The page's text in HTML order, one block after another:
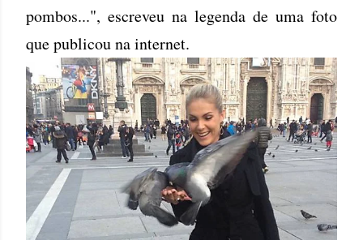
pombos...", escreveu na legenda de uma foto
que publicou na internet.